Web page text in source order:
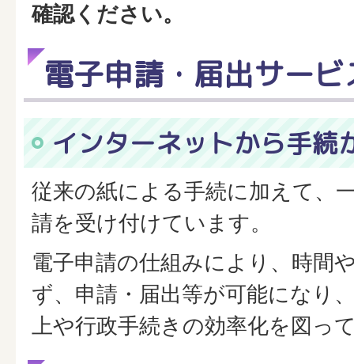
確認ください。
電子申請・届出サービ
インターネットから手続
従来の紙による手続に加えて、
請を受け付けています。
電子申請の仕組みにより、時間
ず、申請・届出等が可能になり
上や行政手続きの効率化を図っ